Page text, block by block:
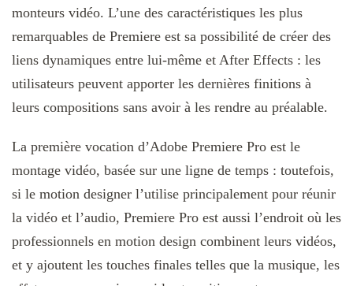
monteurs vidéo. L’une des caractéristiques les plus
remarquables de Premiere est sa possibilité de créer des
liens dynamiques entre lui-même et After Effects : les
utilisateurs peuvent apporter les dernières finitions à
leurs compositions sans avoir à les rendre au préalable.
La première vocation d’Adobe Premiere Pro est le
montage vidéo, basée sur une ligne de temps : toutefois,
si le motion designer l’utilise principalement pour réunir
la vidéo et l’audio, Premiere Pro est aussi l’endroit où les
professionnels en motion design combinent leurs vidéos,
et y ajoutent les touches finales telles que la musique, les